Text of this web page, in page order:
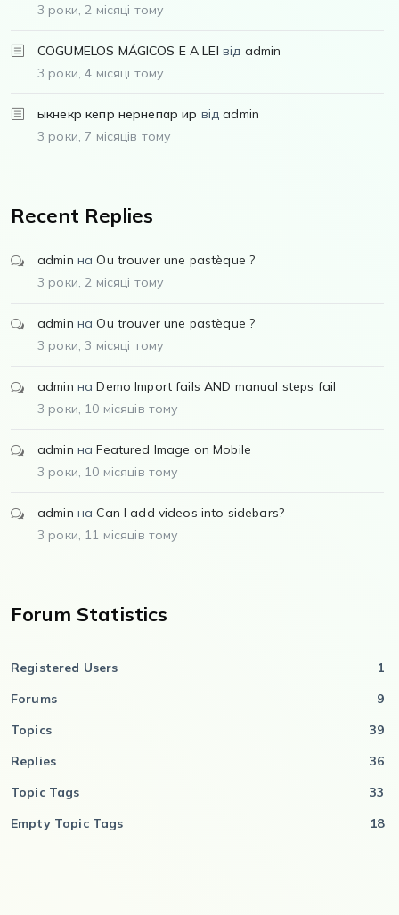
3 роки, 2 місяці тому
COGUMELOS MÁGICOS E A LEI від admin
3 роки, 4 місяці тому
ыкнекр кепр нернепар ир відadmin
3 роки, 7 місяців тому
Recent Replies
admin наOu trouver une pastèque ?
3 роки, 2 місяці тому
admin наOu trouver une pastèque ?
3 роки, 3 місяці тому
admin наDemo Import fails AND manual steps fail
3 роки, 10 місяців тому
admin наFeatured Image on Mobile
3 роки, 10 місяців тому
admin наCan I add videos into sidebars?
3 роки, 11 місяців тому
Forum Statistics
Registered Users
1
Forums
9
Topics
39
Replies
36
Topic Tags
33
Empty Topic Tags
18